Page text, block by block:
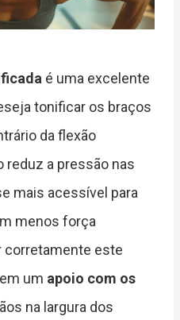
é uma excelente
tonificar os braços
da flexão
reduz a pressão nas
mais acessível para
menos força
corretamente este
um apoio com os
na largura dos